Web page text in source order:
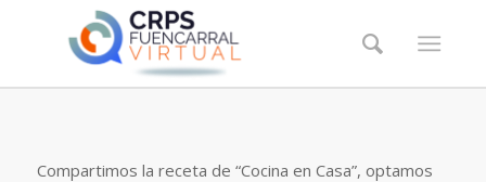
Compartimos la receta de “Cocina en Casa”, optamos